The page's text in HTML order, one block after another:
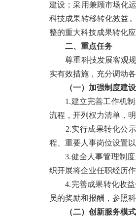
建设；采用兼顾市场化
科技成果转移转化效益
整的重大科技成果转化
二、重点任务
尊重科技发展客观规
实有效措施，充分调动
（一）加强制度建
1.建立完善工作机制
流程，开列权力清单，
2.实行成果转化公示
程、重要人事岗位设置
3.健全人事管理制度
织开展将企业任职经历
4.完善成果转化收益
员的奖励和报酬，参照
（二）创新服务模